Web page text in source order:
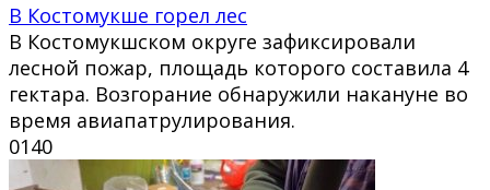
В Костомукше горел лес
В Костомукшском округе зафиксировали
лесной пожар, площадь которого составила 4
гектара. Возгорание обнаружили накануне во
время авиапатрулирования.
0140